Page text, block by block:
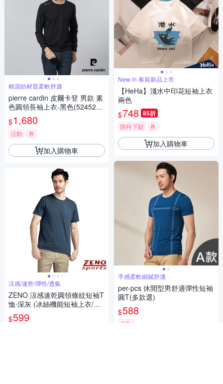
棉混紡材質柔軟舒適
pierre cardin 皮爾卡登 男款 素
色圓領長袖上衣-黑色(5245260
-99)
$1,680
活動 券
加入購物車
涼感/速乾/彈性/透氣
ZENO 涼感速乾圓領條紋短袖T
恤‧深灰 (冰絲機能短袖上衣/舒
適感T-Shirt)
$599
New in 春裝新品上市
【HeHa】淺水中印花短袖上衣
兩色
$748 85折
限時下殺 券
加入購物車
手感柔軟細膩舒適
per-pcs 休閒型男舒適彈性短袖
圓T(多款選)
$588
活動